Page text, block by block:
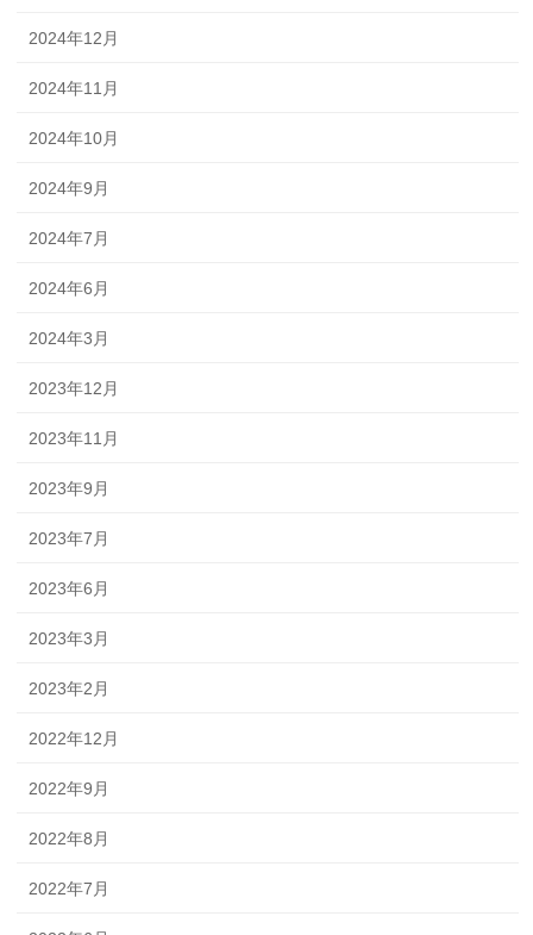
2024年12月
2024年11月
2024年10月
2024年9月
2024年7月
2024年6月
2024年3月
2023年12月
2023年11月
2023年9月
2023年7月
2023年6月
2023年3月
2023年2月
2022年12月
2022年9月
2022年8月
2022年7月